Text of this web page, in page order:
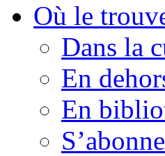
Où le
Dans la
En
En